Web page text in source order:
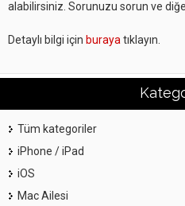
alabilirsiniz. Sorunuzu sorun ve
Detaylı bilgi için buraya tıklayın.
Tüm kategoriler
iPhone / iPad
iOS
Mac Ailesi